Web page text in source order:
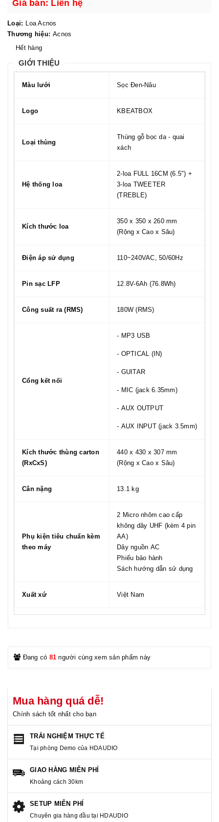
Giá bán: Liên hệ
Loại:
Loa Acnos
Thương hiệu: Acnos
Hết hàng
GIỚI THIỆU
Màu lưới Sọc Đen-Nâu
Logo KBEATBOX
Loại thùng
Thùng gỗ bọc da - quai
xách
Hệ thống loa
2-loa FULL 16CM (6.5") +
3-loa TWEETER
(TREBLE)
Kích thước loa
350 x 350 x 260 mm
(Rộng x Cao x Sâu)
Điện áp sử dụng 110~240VAC, 50/60Hz
Pin sạc LFP 12.8V-6Ah (76.8Wh)
Công suất ra (RMS) 180W (RMS)
Cổng kết nối
- MP3 USB
- OPTICAL (IN)
- GUITAR
- MIC (jack 6.35mm)
- AUX OUTPUT
- AUX INPUT (jack 3.5mm)
Kích thước thùng carton
(RxCxS)
440 x 430 x 307 mm
(Rộng x Cao x Sâu)
Cân nặng 13.1 kg
Phụ kiện tiêu chuẩn kèm
theo máy
2 Micro nhôm cao cấp
không dây UHF (kèm 4 pin
AA)
Dây nguồn AC
Phiếu bảo hành
Sách hướng dẫn sử dụng
Xuất xứ Việt Nam
Đang có 81 người cùng xem sản phẩm này
Mua hàng quá dễ!
Chính sách tốt nhất cho bạn
TRẢI NGHIỆM THỰC TẾ
Tại phòng Demo của HDAUDIO
GIAO HÀNG MIỄN PHÍ
Khoảng cách 30km
SETUP MIỄN PHÍ
Chuyên gia hàng đầu tại HDAUDIO